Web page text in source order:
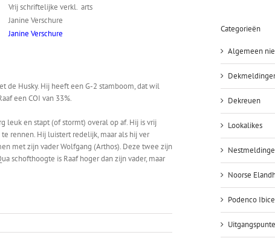
Vrij schriftelijke verkl. arts
Janine Verschure
Janine Verschure
de Husky. Hij heeft een G-2 stamboom, dat wil
een COI van 33%.
leuk en stapt (of stormt) overal op af. Hij is vrij
rennen. Hij luistert redelijk, maar als hij ver
met zijn vader Wolfgang (Arthos). Deze twee zijn
schofthoogte is Raaf hoger dan zijn vader, maar
Categorieën
Algemeen
Dekreuen
Lookalikes
Noorse
Podenco